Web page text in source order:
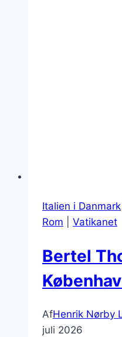
Italien i Danmark
Rom
Vatikanet
Bertel
AfHenrik Nørby
juli 2026